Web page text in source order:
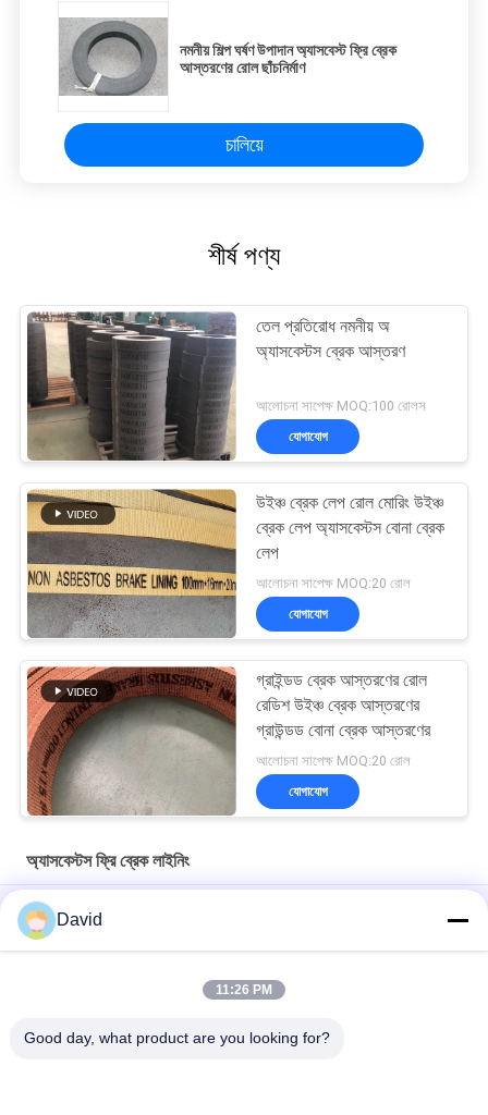
নমনীয় শিল্প ঘর্ষণ উপাদান অ্যাসবেস্ট ফ্রি ব্রেক
আস্তরণের রোল ছাঁচনির্মাণ
চালিয়ে
শীর্ষ পণ্য
তেল প্রতিরোধ নমনীয় অ
অ্যাসবেস্টস ব্রেক আস্তরণ
আলোচনা সাপেক্ষ MOQ:100 রোলস
যোগাযোগ
উইঞ্চ ব্রেক লেপ রোল মোরিং উইঞ্চ
ব্রেক লেপ অ্যাসবেস্টস বোনা ব্রেক
লেপ
আলোচনা সাপেক্ষ MOQ:20 রোল
যোগাযোগ
গ্রাইন্ডড ব্রেক আস্তরণের রোল
রেডিশ উইঞ্চ ব্রেক আস্তরণের
গ্রাউন্ডড বোনা ব্রেক আস্তরণের
আলোচনা সাপেক্ষ MOQ:20 রোল
যোগাযোগ
অ্যাসবেস্টস ফ্রি ব্রেক লাইনিং
অ্যাঙ্কর উইঞ্চ অ্যাজবেস্টম মুক্ত বোনা ব্রেক আস্তরণ রোল মধ্যে পরিবেশ বান্ধব ব্রেক
আস্তরণDavid
11:26 PM
Good day, what product are you looking for?